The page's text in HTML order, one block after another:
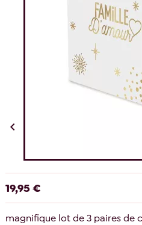

19,95 €
magnifique lot de 3 paires de